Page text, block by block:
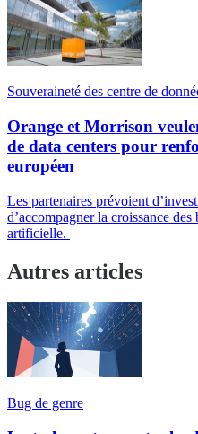
Souveraineté des centre de
Orange et Morrison
de data centers pour
européen
Les partenaires prévoient
d’accompagner la croissance
artificielle.
Autres articles
Bug de genre